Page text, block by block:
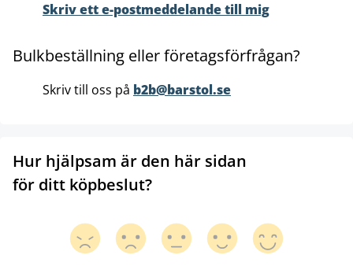
Skriv ett e-postmeddelande till mig
Bulkbeställning eller företagsförfrågan?
Skriv till oss på b2b@barstol.se
Hur hjälpsam är den här sidan
för ditt köpbeslut?